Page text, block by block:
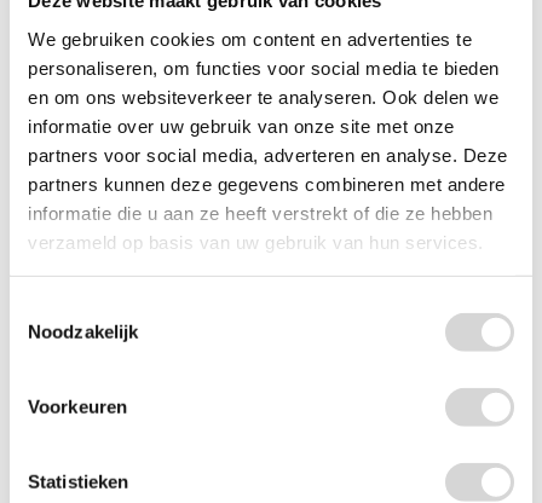
We gebruiken cookies om content en advertenties te
personaliseren, om functies voor social media te bieden
en om ons websiteverkeer te analyseren. Ook delen we
informatie over uw gebruik van onze site met onze
partners voor social media, adverteren en analyse. Deze
partners kunnen deze gegevens combineren met andere
informatie die u aan ze heeft verstrekt of die ze hebben
verzameld op basis van uw gebruik van hun services.
Noodzakelijk
Voorkeuren
Statistieken
Netzakken raschel 32 x 48 cm (per 100 stuks)